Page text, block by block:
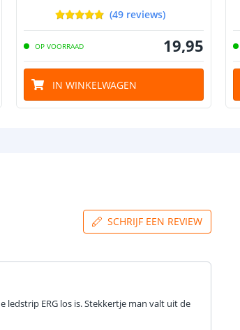
(49 reviews)
OP VOORRAAD 19,95
IN WINKELWAGEN
SCHRIJF EEN REVIEW
ERG los is. Stekkertje man valt uit de